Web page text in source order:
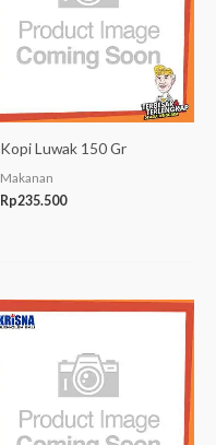
Kopi Luwak 150 Gr
Makanan
Rp235.500